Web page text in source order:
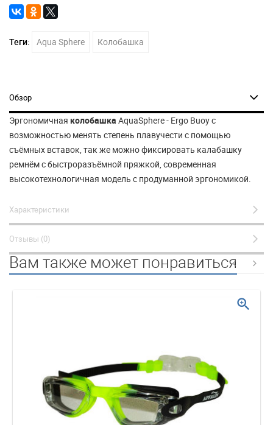
Теги: Aqua Sphere Колобашка
Обзор
Эргономичная колобашка AquaSphere - Ergo Buoy с
возможностью менять степень плавучести с помощью
съёмных вставок, так же можно фиксировать калабашку
ремнём с быстроразъёмной пряжкой, современная
высокотехнологичная модель с продуманной эргономикой.
Характеристики
Отзывы (0)
Вам также может понравиться
zoom_in